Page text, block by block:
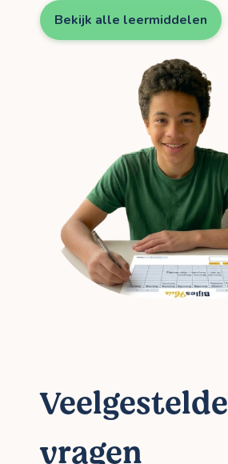
Bekijk alle leermiddelen
Veelgestelde
vragen